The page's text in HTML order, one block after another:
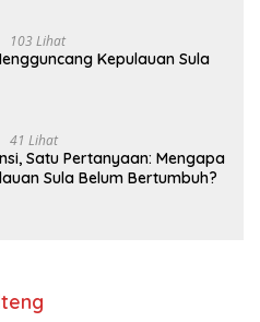
103 Lihat
Kepulauan Sula
41 Lihat
Satu Pertanyaan: Mengapa
Sula Belum Bertumbuh?